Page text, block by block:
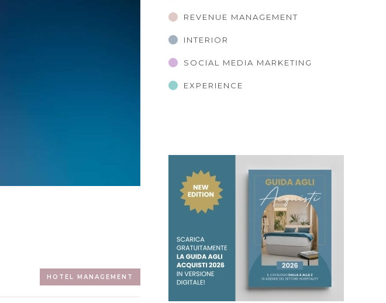
HOTEL MANAGEMENT
REVENUE MANAGEMENT
INTERIOR
SOCIAL MEDIA MARKETING
EXPERIENCE